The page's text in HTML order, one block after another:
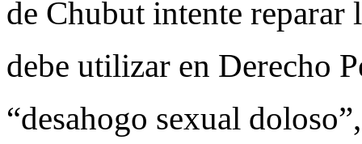
de Chubut intente reparar
debe utilizar en Derecho
“desahogo sexual